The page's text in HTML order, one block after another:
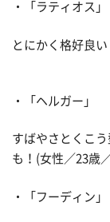
・「ラティオス」
とにかく格好良
・「ヘルガー」
すばやさとくこ
も！(女性／23歳
・「フーディン」